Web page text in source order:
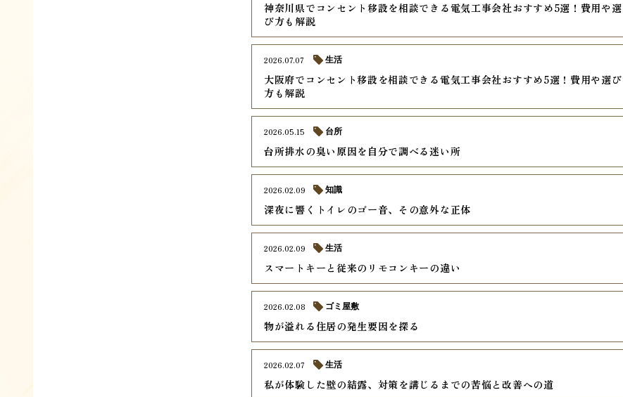
神奈川県でコンセント移設を相談できる電気工事会社おすすめ5選！費用や選
び方も解説
大阪府でコンセント移設を相談できる電気工事会社おすすめ5選！費用や選び
方も解説
2026.07.07 生活
台所排水の臭い原因を自分で調べる迷い所
2026.05.15 台所
深夜に響くトイレのゴー音、その意外な正体
2026.02.09 知識
スマートキーと従来のリモコンキーの違い
2026.02.09 生活
物が溢れる住居の発生要因を探る
2026.02.08 ゴミ屋敷
私が体験した壁の結露、対策を講じるまでの苦悩と改善への道
2026.02.07 生活